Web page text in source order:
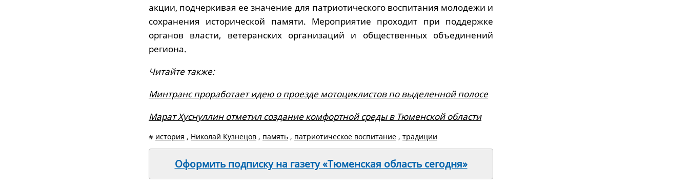
акции, подчеркивая ее значение для патриотического воспитания молодежи и
сохранения исторической памяти. Мероприятие проходит при поддержке
органов власти, ветеранских организаций и общественных объединений
региона.
Читайте также:
Минтранс проработает идею о проезде мотоциклистов по выделенной полосе
Марат Хуснуллин отметил создание комфортной среды в Тюменской области
# история , Николай Кузнецов , память , патриотическое воспитание , традиции
Оформить подписку на газету «Тюменская область сегодня»